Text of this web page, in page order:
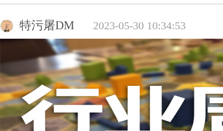
特污屠DM 2023-05-30 10:34:53